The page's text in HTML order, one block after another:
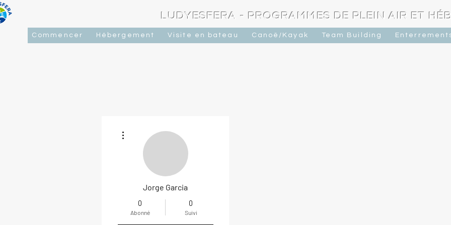
LUDYESFERA - PROGRAMMES DE PLEIN AIR ET
Commencer Hébergement Visite en bateau Canoë/Kayak Team Building
Jorge Garcia
0
Abonné
0
Suivi